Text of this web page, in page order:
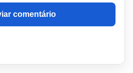
comentário